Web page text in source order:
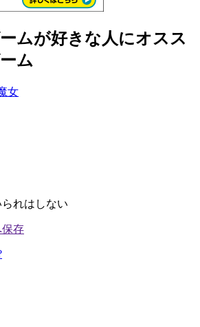
ムが好きな人にオスス
ム
れはしない